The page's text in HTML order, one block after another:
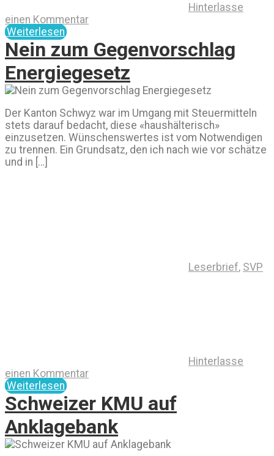
Hinterlasse
einen Kommentar
Weiterlesen
Nein zum Gegenvorschlag
Energiegesetz
Der Kanton Schwyz war im Umgang mit Steuermitteln
stets darauf bedacht, diese «haushälterisch»
einzusetzen. Wünschenswertes ist vom Notwendigen
zu trennen. Ein Grundsatz, den ich nach wie vor schätze
und in […]
Leserbrief, SVP
Hinterlasse
einen Kommentar
Weiterlesen
Schweizer KMU auf
Anklagebank